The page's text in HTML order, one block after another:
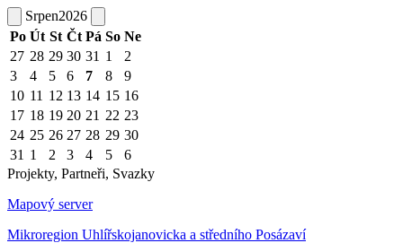
Srpen2026
Po Út St Čt Pá So Ne
27 28 29 30 31 1
2
3
4 5 6 7 8
9
10 11 12 13 14 15 16
17 18 19 20 21 22 23
24 25 26 27 28 29 30
31 1 2 3 4 5
6
Projekty, Partneři, Svazky
Mapový server
Mikroregion Uhlířskojanovicka a středního Posázaví